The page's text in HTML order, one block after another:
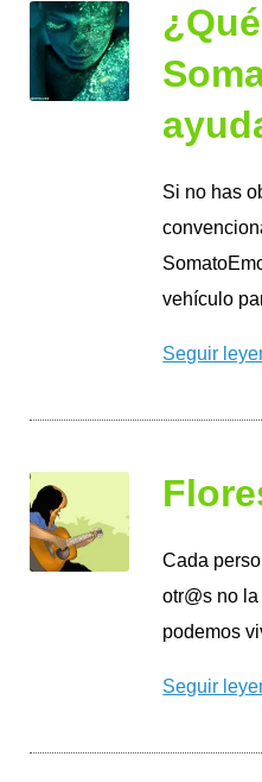
Si no has
vehículo
Seguir
Cada
otr@s no
podemos
Seguir